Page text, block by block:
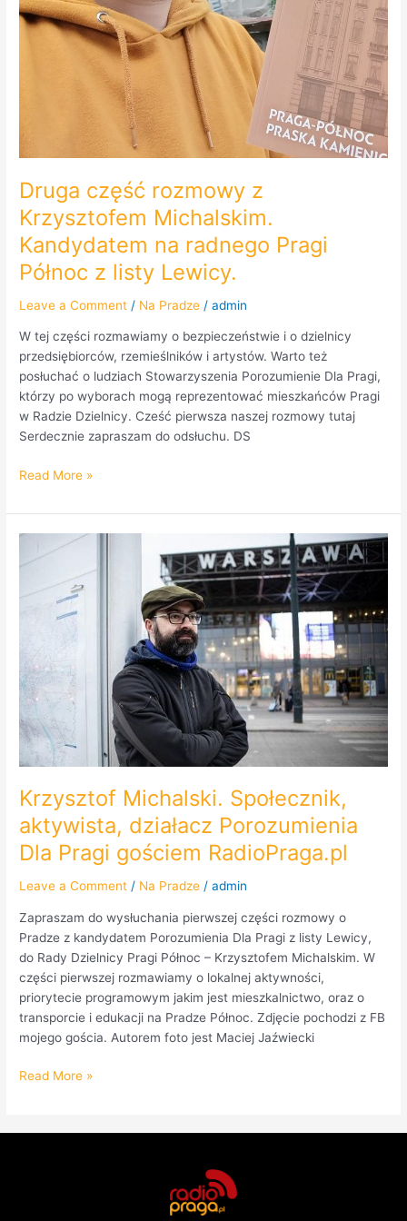
Druga część rozmowy z
Krzysztofem Michalskim.
Kandydatem na radnego Pragi
Północ z listy Lewicy.
Leave a Comment / Na Pradze /admin
W tej części rozmawiamy o bezpieczeństwie i o dzielnicy
przedsiębiorców, rzemieślników i artystów. Warto też
posłuchać o ludziach Stowarzyszenia Porozumienie Dla Pragi,
którzy po wyborach mogą reprezentować mieszkańców Pragi
w Radzie Dzielnicy. Cześć pierwsza naszej rozmowy tutaj
Serdecznie zapraszam do odsłuchu. DS
Read More »
Krzysztof Michalski. Społecznik,
aktywista, działacz Porozumienia
Dla Pragi gościem RadioPraga.pl
Leave a Comment / Na Pradze /admin
Zapraszam do wysłuchania pierwszej części rozmowy o
Pradze z kandydatem Porozumienia Dla Pragi z listy Lewicy,
do Rady Dzielnicy Pragi Północ – Krzysztofem Michalskim. W
części pierwszej rozmawiamy o lokalnej aktywności,
priorytecie programowym jakim jest mieszkalnictwo, oraz o
transporcie i edukacji na Pradze Północ. Zdjęcie pochodzi z FB
mojego gościa. Autorem foto jest Maciej Jaźwiecki
Krzysztof
Michalski.
Społecznik,
aktywista,
działacz
Porozumienia
Dla
Pragi
gościem
RadioPraga.pl
Read More »